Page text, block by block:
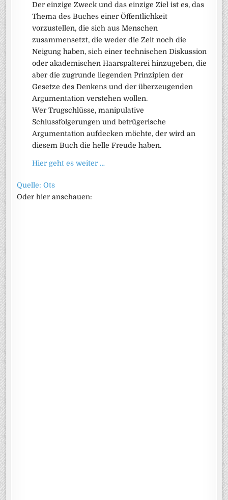
Der einzige Zweck und das einzige Ziel ist es, das
Thema des Buches einer Öffentlichkeit
vorzustellen, die sich aus Menschen
zusammensetzt, die weder die Zeit noch die
Neigung haben, sich einer technischen Diskussion
oder akademischen Haarspalterei hinzugeben, die
aber die zugrunde liegenden Prinzipien der
Gesetze des Denkens und der überzeugenden
Argumentation verstehen wollen.
Wer Trugschlüsse, manipulative
Schlussfolgerungen und betrügerische
Argumentation aufdecken möchte, der wird an
diesem Buch die helle Freude haben.
Hier geht es weiter …
Quelle: Ots
Oder hier anschauen: